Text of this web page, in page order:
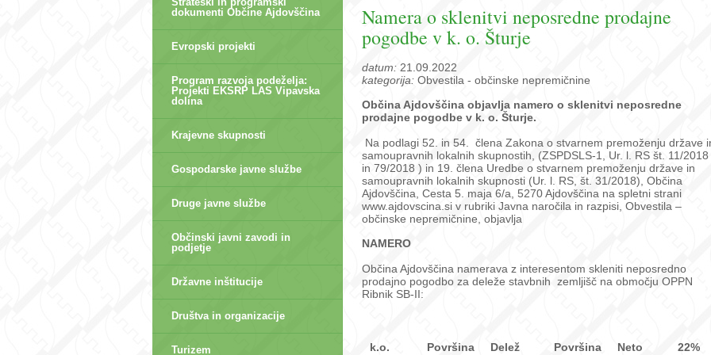
dokumenti Občine Ajdovščina
Evropski projekti
Program razvoja podeželja:
Projekti EKSRP LAS Vipavska
dolina
Krajevne skupnosti
Gospodarske javne službe
Druge javne službe
Občinski javni zavodi in
podjetje
Državne inštitucije
Društva in organizacije
Turizem
Namera o sklenitvi neposredne prodajne
pogodbe v k. o. Šturje
datum: 21.09.2022
kategorija: Obvestila - občinske nepremičnine
Občina Ajdovščina objavlja namero o sklenitvi neposredne
prodajne pogodbe v k. o. Šturje.
Na podlagi 52. in 54. člena Zakona o stvarnem premoženju države
samoupravnih lokalnih skupnostih, (ZSPDSLS-1, Ur. l. RS št. 11/2018
in 79/2018 ) in 19. člena Uredbe o stvarnem premoženju države in
samoupravnih lokalnih skupnosti (Ur. l. RS, št. 31/2018), Občina
Ajdovščina, Cesta 5. maja 6/a, 5270 Ajdovščina na spletni strani
www.ajdovscina.si v rubriki Javna naročila in razpisi, Obvestila –
občinske nepremičnine, objavlja
NAMERO
Občina Ajdovščina namerava z interesentom skleniti neposredno
prodajno pogodbo za deleže stavbnih zemljišč na območju OPPN
Ribnik SB-II:
k.o.
Površina
Delež
Površina
Neto
22%